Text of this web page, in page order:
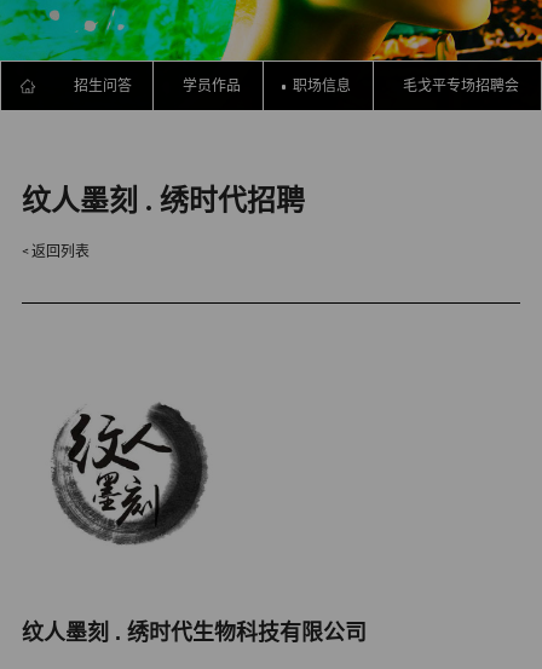
程 招生问答 学员作品 职场信息 毛戈平专场招聘会
纹人墨刻 . 绣时代招聘
返回列表
纹人墨刻 . 绣时代生物科技有限公司